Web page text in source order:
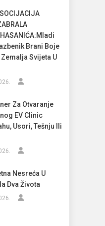
Brani Boje
Svijeta U
Za Otvaranje
EV Clinic
Usori, Tešnju Ili
Nesreća U
Dva Života